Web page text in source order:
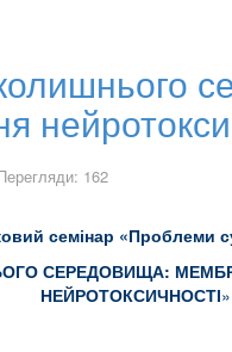
162
семінар «Проблеми
СЕРЕДОВИЩА:
НЕЙРОТОКСИЧНОСТІ»